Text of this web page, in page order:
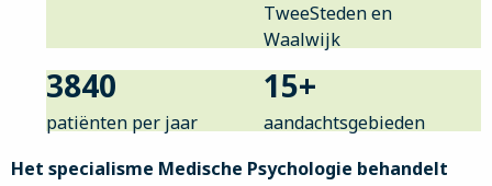
TweeSteden en
Waalwijk
3840
patiënten per jaar
15+
aandachtsgebieden
Het specialisme Medische Psychologie behandelt